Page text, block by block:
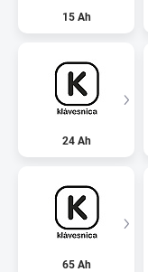
15 Ah
24 Ah
65 Ah